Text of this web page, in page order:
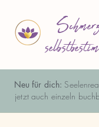
Neu für dich:
jetzt auch einzeln